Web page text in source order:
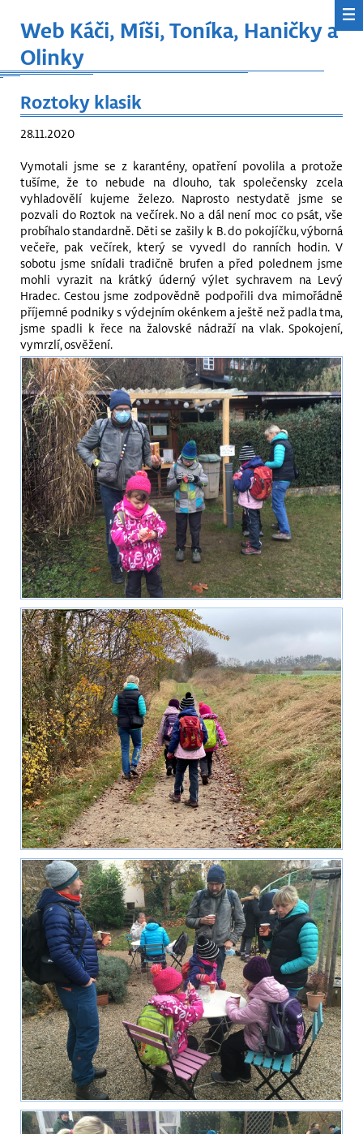
Web Káči, Míši, Toníka, Haničky a
Olinky
Roztoky klasik
28.11.2020
Vymotali jsme se z karantény, opatření povolila a protože
tušíme, že to nebude na dlouho, tak společensky zcela
vyhladovělí kujeme železo. Naprosto nestydatě jsme se
pozvali do Roztok na večírek. No a dál není moc co psát, vše
probíhalo standardně. Děti se zašily k B. do pokojíčku, výborná
večeře, pak večírek, který se vyvedl do ranních hodin. V
sobotu jsme snídali tradičně brufen a před polednem jsme
mohli vyrazit na krátký úderný výlet sychravem na Levý
Hradec. Cestou jsme zodpovědně podpořili dva mimořádně
příjemné podniky s výdejním okénkem a ještě než padla tma,
jsme spadli k řece na žalovské nádraží na vlak. Spokojení,
vymrzlí, osvěžení.